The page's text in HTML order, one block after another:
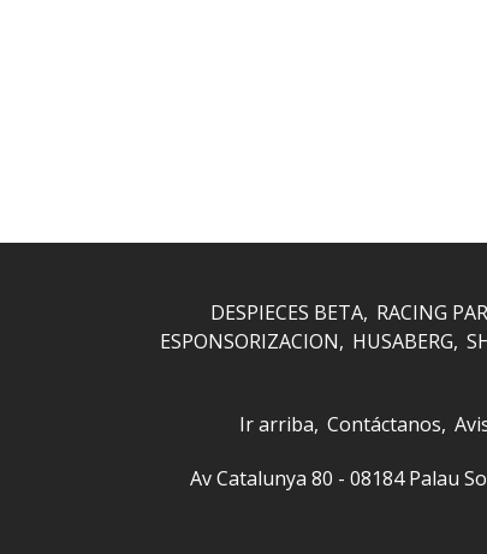
DESPIECES BETA RACING
ESPONSORIZACION
HUSABERG
Ir arriba Contáctanos
Av Catalunya 80 - 08184 Palau